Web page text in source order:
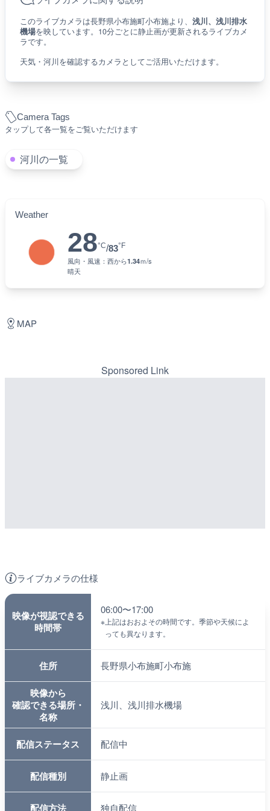
Camera Tags
タップして各一覧をご覧いただけます
河川の一覧
Weather
28°C/83°F
風向・風速： 西から1.34ｍ/s
晴天
このライブカメラは長野県小布施町小布施より、 浅川、浅川排水
機場を映しています。10分ごとに静止画が更新されるライブカメ
ラです。
天気・河川を確認するカメラとしてご活用いただけます。
ライブカメラの仕様
映像が視認できる
時間帯
06:00〜17:00
※ 上記はおおよその時間です。季節や天候によ
っても異なります。
住所 長野県小布施町小布施
映像から
確認できる場所・
名称
浅川、浅川排水機場
配信ステータス 配信中
配信種別 静止画
配信方法 独自配信
MAP
Sponsored Link